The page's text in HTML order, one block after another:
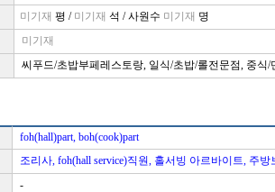
미기재 평 / 미기재 석 / 사원수 미기재 명
미기재
씨푸드/초밥부페레스토랑, 일식/초밥/롤전문점, 중식
foh(hall)part, boh(cook)part
조리사, foh(hall service)직원, 홀서빙 아르바이트, 주
-